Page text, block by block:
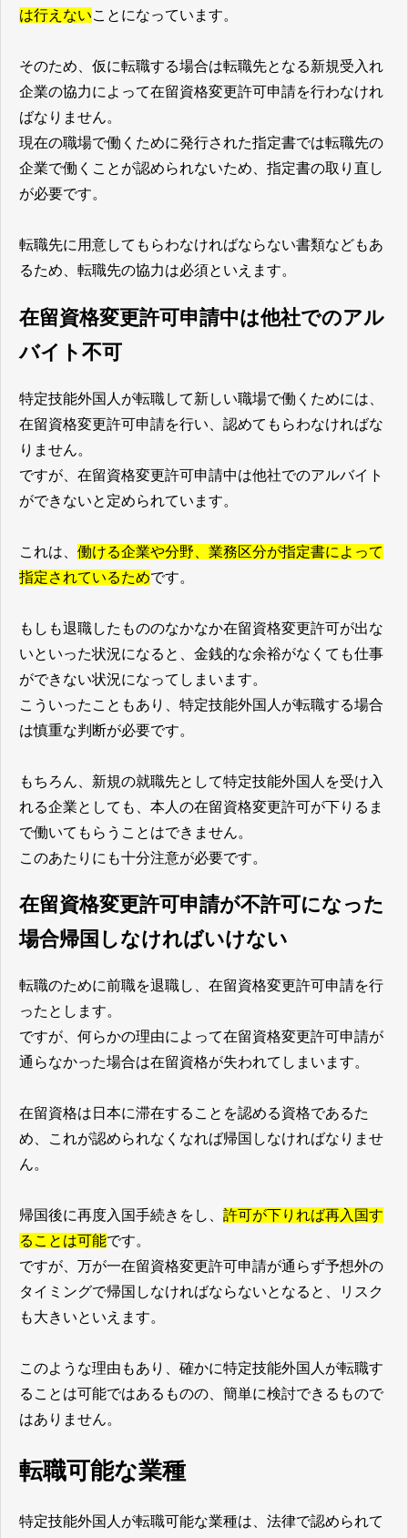
は行えないことになっています。
そのため、仮に転職する場合は転職先となる新規受入れ
企業の協力によって在留資格変更許可申請を行わなけれ
ばなりません。
現在の職場で働くために発行された指定書では転職先の
企業で働くことが認められないため、指定書の取り直し
が必要です。
転職先に用意してもらわなければならない書類などもあ
るため、転職先の協力は必須といえます。
在留資格変更許可申請中は他社でのアル
バイト不可
特定技能外国人が転職して新しい職場で働くためには、
在留資格変更許可申請を行い、認めてもらわなければな
りません。
ですが、在留資格変更許可申請中は他社でのアルバイト
ができないと定められています。
これは、 働ける企業や分野、業務区分が指定書によって
指定されているためです。
もしも退職したもののなかなか在留資格変更許可が出な
いといった状況になると、金銭的な余裕がなくても仕事
ができない状況になってしまいます。
こういったこともあり、特定技能外国人が転職する場合
は慎重な判断が必要です。
もちろん、新規の就職先として特定技能外国人を受け入
れる企業としても、本人の在留資格変更許可が下りるま
で働いてもらうことはできません。
このあたりにも十分注意が必要です。
在留資格変更許可申請が不許可になった
場合帰国しなければいけない
転職のために前職を退職し、在留資格変更許可申請を行
ったとします。
ですが、何らかの理由によって在留資格変更許可申請が
通らなかった場合は在留資格が失われてしまいます。
在留資格は日本に滞在することを認める資格であるた
め、これが認められなくなれば帰国しなければなりませ
ん。
帰国後に再度入国手続きをし、 許可が下りれば再入国す
ることは可能です。
ですが、万が一在留資格変更許可申請が通らず予想外の
タイミングで帰国しなければならないとなると、リスク
も大きいといえます。
このような理由もあり、確かに特定技能外国人が転職す
ることは可能ではあるものの、簡単に検討できるもので
はありません。
転職可能な業種
特定技能外国人が転職可能な業種は、法律で認められて